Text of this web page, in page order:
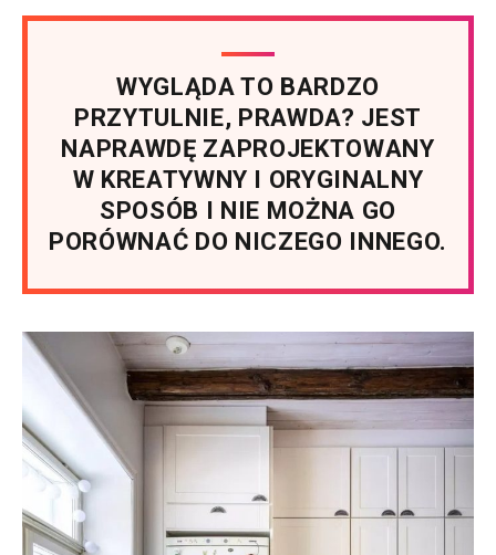
WYGLĄDA TO BARDZO
PRZYTULNIE, PRAWDA? JEST
NAPRAWDĘ ZAPROJEKTOWANY
W KREATYWNY I ORYGINALNY
SPOSÓB I NIE MOŻNA GO
PORÓWNAĆ DO NICZEGO INNEGO.